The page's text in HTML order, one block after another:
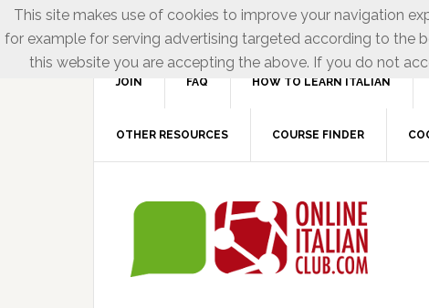
JOIN FAQ HOW TO LEARN ITALIAN
OTHER RESOURCES COURSE FINDER
This site makes use of cookies to improve your navigation
for example for serving advertising targeted according to the
this website you are accepting the above. If you do not